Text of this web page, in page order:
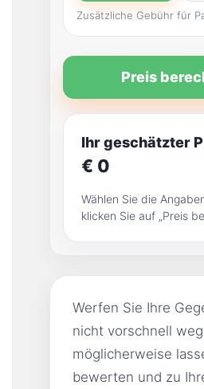
Zusätzliche Gebühr für
Preis
Ihr geschätzter
€ 0
Wählen Sie die
klicken Sie auf „Preis
Werfen Sie Ihre
nicht vorschnell
möglicherweise
bewerten und zu